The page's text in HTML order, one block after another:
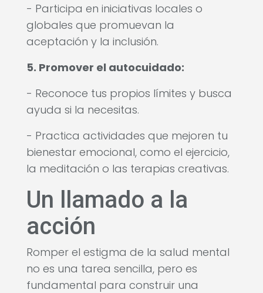
- Participa en iniciativas locales o
globales que promuevan la
aceptación y la inclusión.
5. Promover el autocuidado:
- Reconoce tus propios límites y busca
ayuda si la necesitas.
- Practica actividades que mejoren tu
bienestar emocional, como el ejercicio,
la meditación o las terapias creativas.
Un llamado a la
acción
Romper el estigma de la salud mental
no es una tarea sencilla, pero es
fundamental para construir una